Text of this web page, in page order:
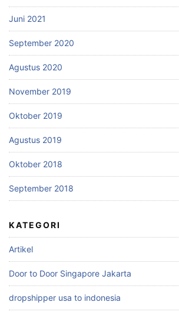
Juni 2021
September 2020
Agustus 2020
November 2019
Oktober 2019
Agustus 2019
Oktober 2018
September 2018
KATEGORI
Artikel
Door to Door Singapore Jakarta
dropshipper usa to indonesia